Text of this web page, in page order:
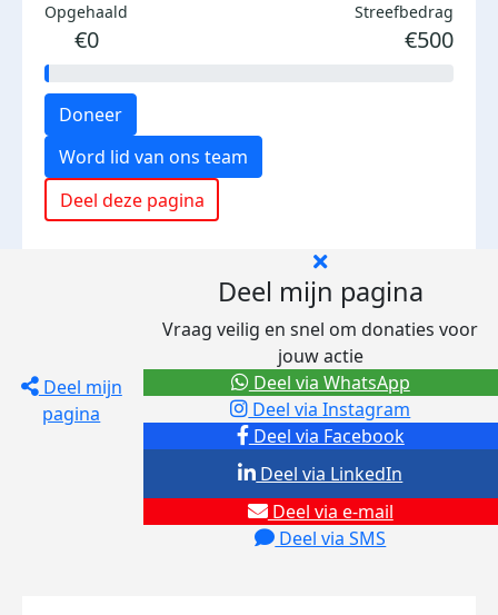
Opgehaald
€0
Streefbedrag
€500
Doneer
Word lid van ons team
Deel deze pagina
Deel mijn
pagina
Deel mijn pagina
Vraag veilig en snel om donaties voor
jouw actie
Deel via Facebook
Deel via Instagram
Deel via e-mail
Deel via SMS
Deel via LinkedIn
Deel via WhatsApp